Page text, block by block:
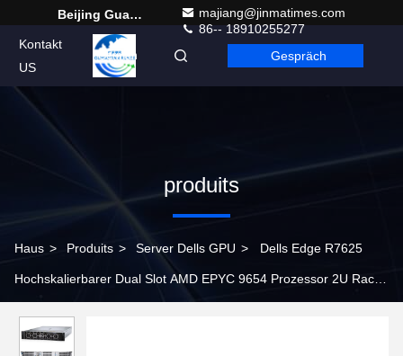
Beijing Guangtian Runze Technology Co., Ltd.
majiang@jinmatimes.com
86-- 18910255277
Kontakt
US
German Gespräch
produits
Haus > Produits > Server Dells GPU > Dells Edge R7625
Hochskalierbarer Dual Slot AMD EPYC 9654 Prozessor 2U Rack